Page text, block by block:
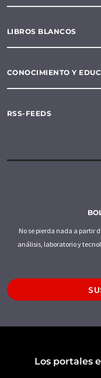
LIBROS BLANCOS
CONOCIMIENTO Y
RSS-FEEDS
No se pierda nada a partir
análisis, laboratorio y
Los portales